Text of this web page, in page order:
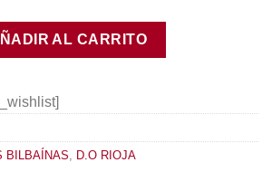
2015 cantidad
AL CARRITO
BILBAÍNAS, D.O RIOJA